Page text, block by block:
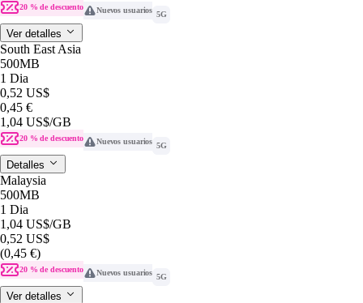
20 % de descuento Nuevos usuarios 5G
Ver detalles
South East Asia
500MB
1 Dia
0,52 US$
0,45 €
1,04 US$/GB
20 % de descuento Nuevos usuarios 5G
Detalles
Malaysia
500MB
1 Dia
1,04 US$/GB
0,52 US$
(0,45 €)
20 % de descuento Nuevos usuarios 5G
Ver detalles